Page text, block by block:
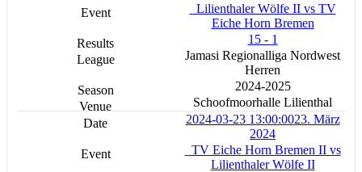
Lilienthaler Wölfe II vs TV
Eiche Horn Bremen
15 - 1
Jamasi Regionalliga Nordwest
Herren
2024-2025
Schoofmoorhalle Lilienthal
2024-03-23 13:00:0023. März
2024
TV Eiche Horn Bremen II vs
Lilienthaler Wölfe II